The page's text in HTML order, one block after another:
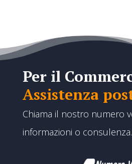
Per il
Assistenza
Chiama il nostro numero
informazioni o consulenza.